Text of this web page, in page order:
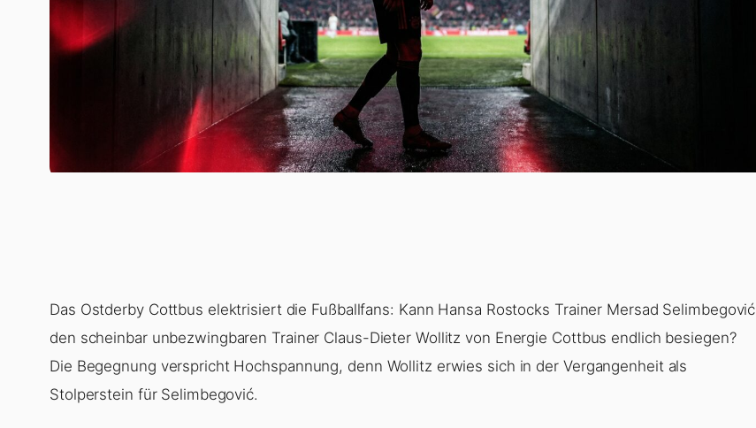
Das Ostderby Cottbus elektrisiert die Fußballfans: Kann Hansa Rostocks Trainer Mersad Selimbegović
den scheinbar unbezwingbaren Trainer Claus-Dieter Wollitz von Energie Cottbus endlich besiegen?
Die Begegnung verspricht Hochspannung, denn Wollitz erwies sich in der Vergangenheit als
Stolperstein für Selimbegović.